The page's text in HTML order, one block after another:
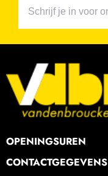
OPENINGSUREN
CONTACTGEGEVENS